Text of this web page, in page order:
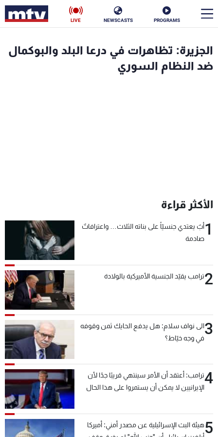
PROGRAMS
NEWSCASTS
LIVE
الجزيرة: تظاهرات في درعا البلد والبوكمال
ضد النظام السوري
الأكثر قراءة
1أبٌ يعتدي جنسيّاً على بناته الثلاث… واعترافاتٌ
صادمة
2ترامب يقيّد الجنسية الأميركية بالولادة
3الى نواف سلام: هل يدفع الحايك ثمن وقوفه
في وجه خيّاط؟
4ترامب: أعتقد أن الأمر سينتهي قريبًا جدًا لأن
الإيرانيين لا يمكن أن يستمروا على هذا الحال
5هيئة البث الإسرائيلية عن مصدر أمني: أميركا
الأخبار
البرامج
شاهد البرامج
الترددات
عن MTV
الإنـتـاج
وظائف
شروط الإسـتخدام
سياسة الخصوصية